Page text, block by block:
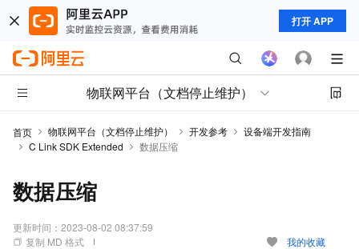
打开 APP
物联网平台（文档停止维护）
首页 物联网平台（文档停止维护） 开发参考
设备端开发指南
C Link SDK Extended
数据压缩
数据压缩
更新时间： 2023-08-02 08:37:59
复制 MD 格式
我的收藏